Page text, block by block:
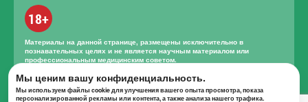
18+
Материалы на данной странице, размещены исключительно в
познавательных целях и не является научным материалом или
профессиональным медицинским советом.
Правильное лечение и назначение лекарственных средств может
проводиться только квалифицированным специалистом с учетом
проведенной диагностики и истории болезни.
Мы ценим вашу конфиденциальность.
Мы используем файлы cookie для улучшения вашего опыта просмотра, показа
персонализированной рекламы или контента, а также анализа нашего трафика.